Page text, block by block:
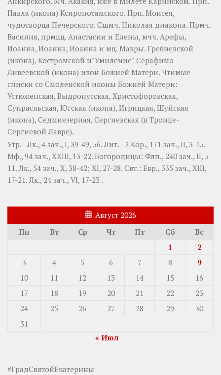
Павла (икона) Ксиропотамского. Прп. Моисея,
чудотворца Печерского. Сщмч. Николая диакона. Прмч.
Василия, прмцц. Анастасии и Елены, мчч. Арефы,
Иоанна, Иоанна, Иоанна и мц. Мавры. Гребневской
(икона), Костромской и"Умиление" Серафимо-
Дивеевской (икона) икон Божией Матери. Чтимые
списки со Смоленской иконы Божией Матери:
Устюженская, Выдропусская, Христофоровская,
Супрасльская, Югская (икона), Игрицкая, Шуйская
(икона), Седмиезерная, Сергиевская (в Троице-
Сергиевой Лавре).
Утр. -Лк., 4 зач., I, 39-49, 56.Лит. - 2 Кор., 171 зач., II, 3-15.
Мф., 94 зач., XXIII, 13-22. Богородицы: Флп., 240 зач., II, 5-
11. Лк., 54 зач., X, 38-42; XI, 27-28. Свт.: Евр., 335 зач., XIII,
17-21. Лк., 24 зач., VI, 17-23 .
Август 2026
Пн
Вт Ср Чт Пт Сб
Вс
1
2
3
4 5 6 7 8
9
10
11 12 13 14 15
16
17
18 19 20 21 22
23
24
25 26 27 28 29
30
31
« Июл
#ГрадСвятойЕкатерины